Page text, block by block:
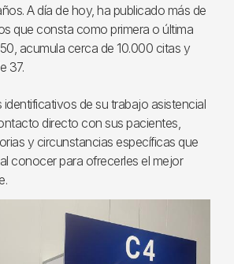
A día de hoy, ha publicado más de
que consta como primera o última
acumula cerca de 10.000 citas y
37.
identificativos de su trabajo asistencial
directo con sus pacientes,
y circunstancias específicas que
conocer para ofrecerles el mejor